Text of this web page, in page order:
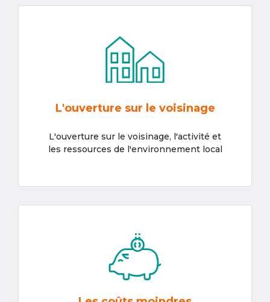
L'ouverture sur le voisinage
L'ouverture sur le voisinage, l'activité et
les ressources de l'environnement local